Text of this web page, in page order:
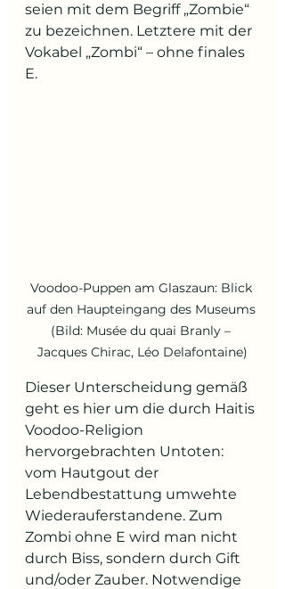
seien mit dem Begriff „Zombie“
zu bezeichnen. Letztere mit der
Vokabel „Zombi“ – ohne finales
E.
Voodoo-Puppen am Glaszaun: Blick
auf den Haupteingang des Museums
(Bild: Musée du quai Branly –
Jacques Chirac, Léo Delafontaine)
Dieser Unterscheidung gemäß
geht es hier um die durch Haitis
Voodoo-Religion
hervorgebrachten Untoten:
vom Hautgout der
Lebendbestattung umwehte
Wiederauferstandene. Zum
Zombi ohne E wird man nicht
durch Biss, sondern durch Gift
und/oder Zauber. Notwendige